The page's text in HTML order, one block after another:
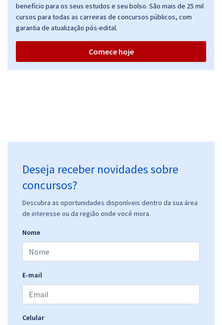
benefício para os seus estudos e seu bolso. São mais de 25 mil
cursos para todas as carreiras de concursos públicos, com
garantia de atualização pós-edital.
Comece hoje
Deseja receber novidades sobre
concursos?
Descubra as oportunidades disponíveis dentro da sua área
de interesse ou da região onde você mora.
Nome
E-mail
Celular